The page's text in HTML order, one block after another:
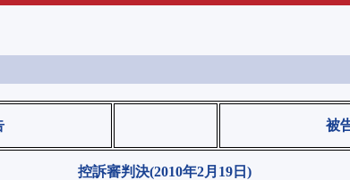
被
控訴審判決(2010年2月19日)